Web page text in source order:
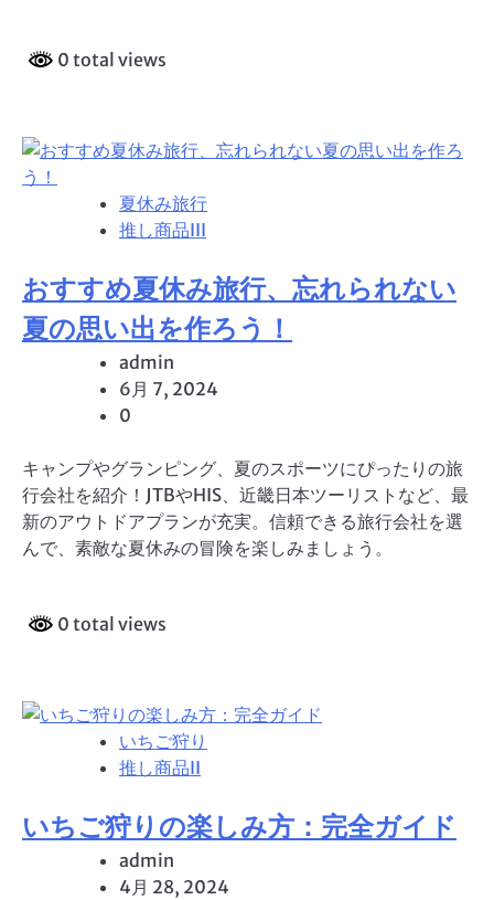
0 total views
夏休み旅行
推し商品III
おすすめ夏休み旅行、忘れられない
夏の思い出を作ろう！
admin
6月 7, 2024
0
キャンプやグランピング、夏のスポーツにぴったりの旅
行会社を紹介！JTBやHIS、近畿日本ツーリストなど、最
新のアウトドアプランが充実。信頼できる旅行会社を選
んで、素敵な夏休みの冒険を楽しみましょう。
0 total views
いちご狩り
推し商品II
いちご狩りの楽しみ方：完全ガイド
admin
4月 28, 2024